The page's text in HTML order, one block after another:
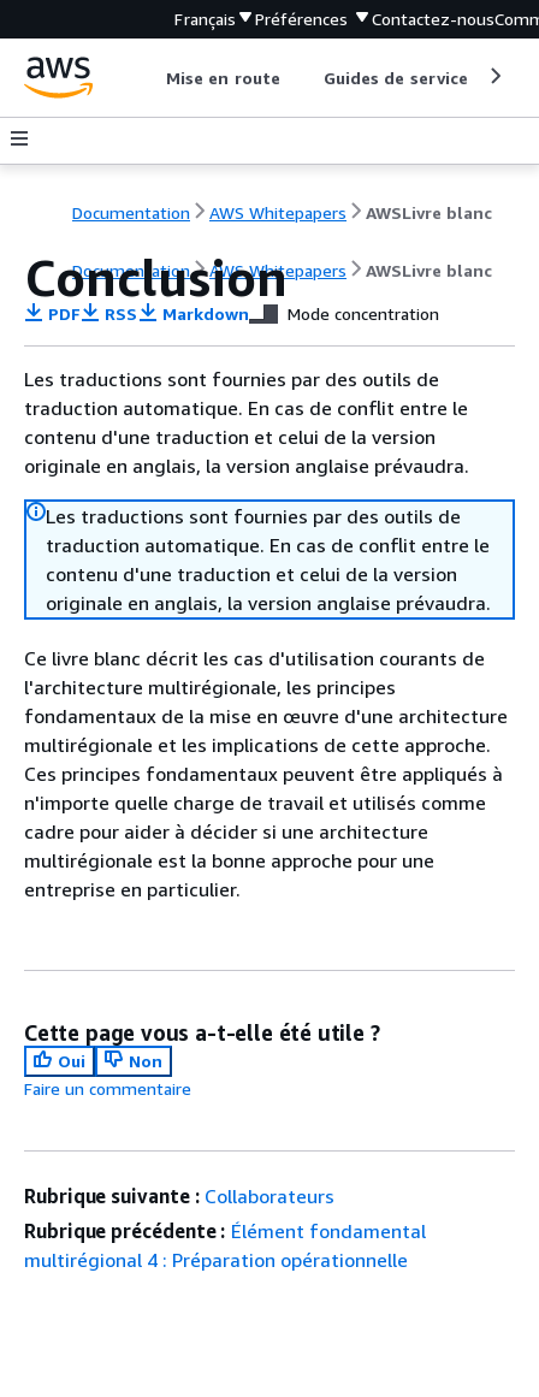
Français Préférences Contactez-nous
Mise en route Guides de service
Documentation AWS Whitepapers AWSLivre blanc
Documentation AWS Whitepapers AWSLivre blanc
Conclusion
PDF RSS Markdown Mode concentration
Les traductions sont fournies par des outils de
traduction automatique. En cas de conflit entre le
contenu d'une traduction et celui de la version
originale en anglais, la version anglaise prévaudra.
Les traductions sont fournies par des outils de
traduction automatique. En cas de conflit entre le
contenu d'une traduction et celui de la version
originale en anglais, la version anglaise prévaudra.
Ce livre blanc décrit les cas d'utilisation courants de
l'architecture multirégionale, les principes
fondamentaux de la mise en œuvre d'une architecture
multirégionale et les implications de cette approche.
Ces principes fondamentaux peuvent être appliqués à
n'importe quelle charge de travail et utilisés comme
cadre pour aider à décider si une architecture
multirégionale est la bonne approche pour une
entreprise en particulier.
Cette page vous a-t-elle été utile ?
Oui
Non
Faire un commentaire
Rubrique suivante : Collaborateurs
Rubrique précédente : Élément fondamental
multirégional 4 : Préparation opérationnelle